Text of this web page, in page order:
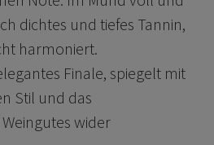
dichtes und tiefes Tannin,
harmoniert.
Finale, spiegelt mit
Stil und das
wider